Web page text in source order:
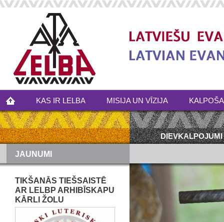
KAS IR LELBA MISIJA UN VĪZIJA
DIEVKALPOJUMI
JAUNUMI
TIKŠANĀS TIEŠSAISTĒ
AR LELBP ARHIBĪSKAPU
KĀRLI ŽOLU